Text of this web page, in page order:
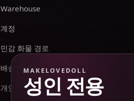
Warehouse
계정
민감 화물 경로
배송 & 반품
개인정보 처리방침
MAKELOVEDOLL
성인 전용